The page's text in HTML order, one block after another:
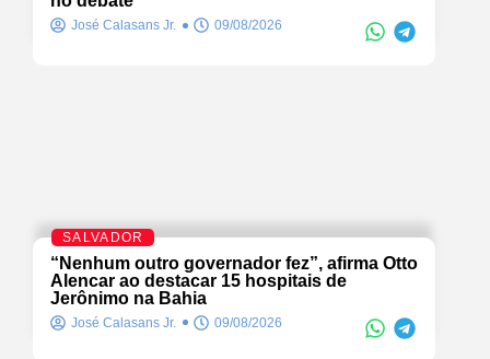
José Calasans Jr. 09/08/2026
SALVADOR
“Nenhum outro governador fez”, afirma Otto
Alencar ao destacar 15 hospitais de
Jerônimo na Bahia
José Calasans Jr. 09/08/2026